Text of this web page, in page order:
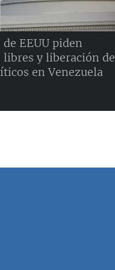
EEUU piden
libres y liberación de
en Venezuela